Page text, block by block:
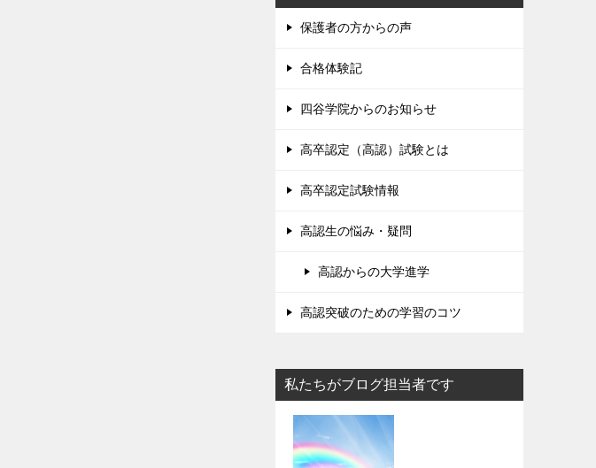
保護者の方からの声
合格体験記
四谷学院からのお知らせ
高卒認定（高認）試験とは
高卒認定試験情報
高認生の悩み・疑問
高認からの大学進学
高認突破のための学習のコツ
私たちがブログ担当者です